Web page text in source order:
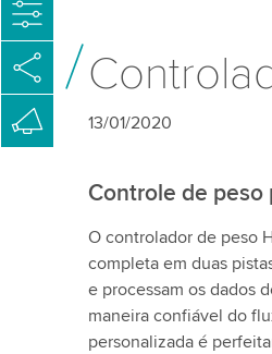
13/01/2020
Controle de peso
O controlador de peso
completa em duas
e processam os dados
maneira confiável do
personalizada é